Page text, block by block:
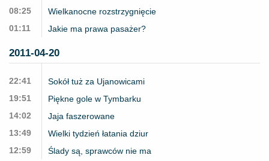
08:25
Wielkanocne rozstrzygnięcie
01:11
Jakie ma prawa pasażer?
2011-04-20
22:41
Sokół tuż za Ujanowicami
19:51
Piękne gole w Tymbarku
14:02
Jaja faszerowane
13:49
Wielki tydzień łatania dziur
12:59
Ślady są, sprawców nie ma